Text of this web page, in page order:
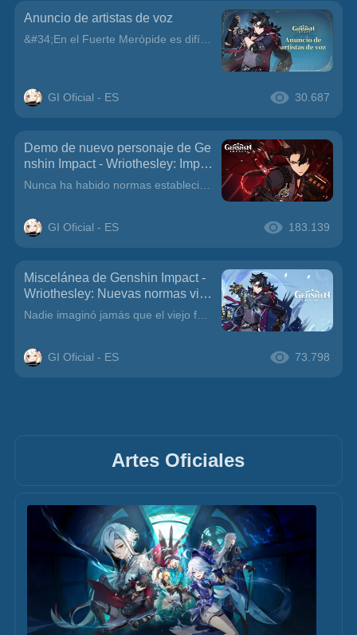
Anuncio de artistas de voz
&#34;En el Fuerte Merópide es difícil saber cuándo amanece o cae la noche, así que será mejor que traigas contigo un reloj&#34;.¡Viajeros, vamos a conocer quién le da voz a Wriothesley!Artistas de voz
GI Oficial - ES 30.687
Demo de nuevo personaje de Ge
nshin Impact - Wriothesley: Impro
visación
Nunca ha habido normas establecidas para tratar las infracciones.En cualquier caso, ¿resolvería el problema?
GI Oficial - ES 183.139
Miscelánea de Genshin Impact -
Wriothesley: Nuevas normas vige
ntes
Nadie imaginó jamás que el viejo fuerte de muros de hierro y bronce pudiera acoger un nuevo orden.Me limitaré a comentarte el apunte más importante: acuérdate de obtener tu comida de comedor una vez a
GI Oficial - ES 73.798
Artes Oficiales